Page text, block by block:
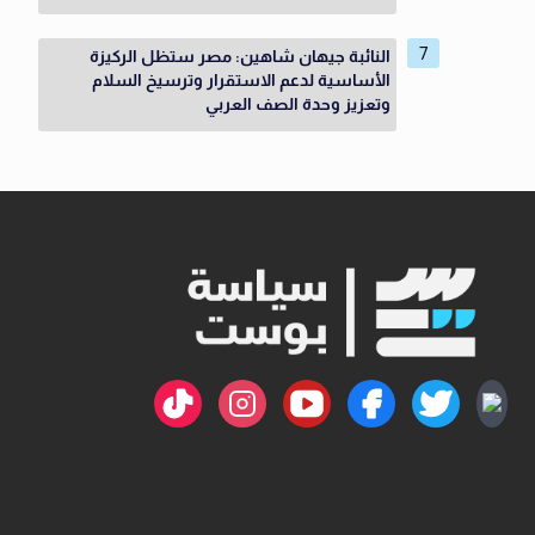
النائبة جيهان شاهين: مصر ستظل الركيزة
الأساسية لدعم الاستقرار وترسيخ السلام
وتعزيز وحدة الصف العربي